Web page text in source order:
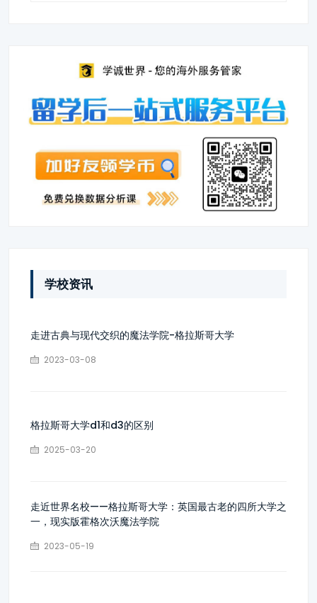
学校资讯
走进古典与现代交织的魔法学院-格拉斯哥大学
2023-03-08
格拉斯哥大学d1和d3的区别
2025-03-20
走近世界名校——格拉斯哥大学：英国最古老的四所大学之
一，现实版霍格次沃魔法学院
2023-05-19